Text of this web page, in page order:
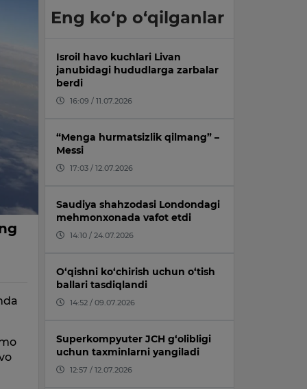
Eng ko‘p o‘qilganlar
Isroil havo kuchlari Livan
janubidagi hududlarga zarbalar
berdi
16:09 / 11.07.2026
“Menga hurmatsizlik qilmang” –
Messi
17:03 / 12.07.2026
Saudiya shahzodasi Londondagi
mehmonxonada vafot etdi
14:10 / 24.07.2026
O‘qishni ko‘chirish uchun o‘tish
ballari tasdiqlandi
14:52 / 09.07.2026
Superkompyuter JCH g‘olibligi
uchun taxminlarni yangiladi
12:57 / 12.07.2026